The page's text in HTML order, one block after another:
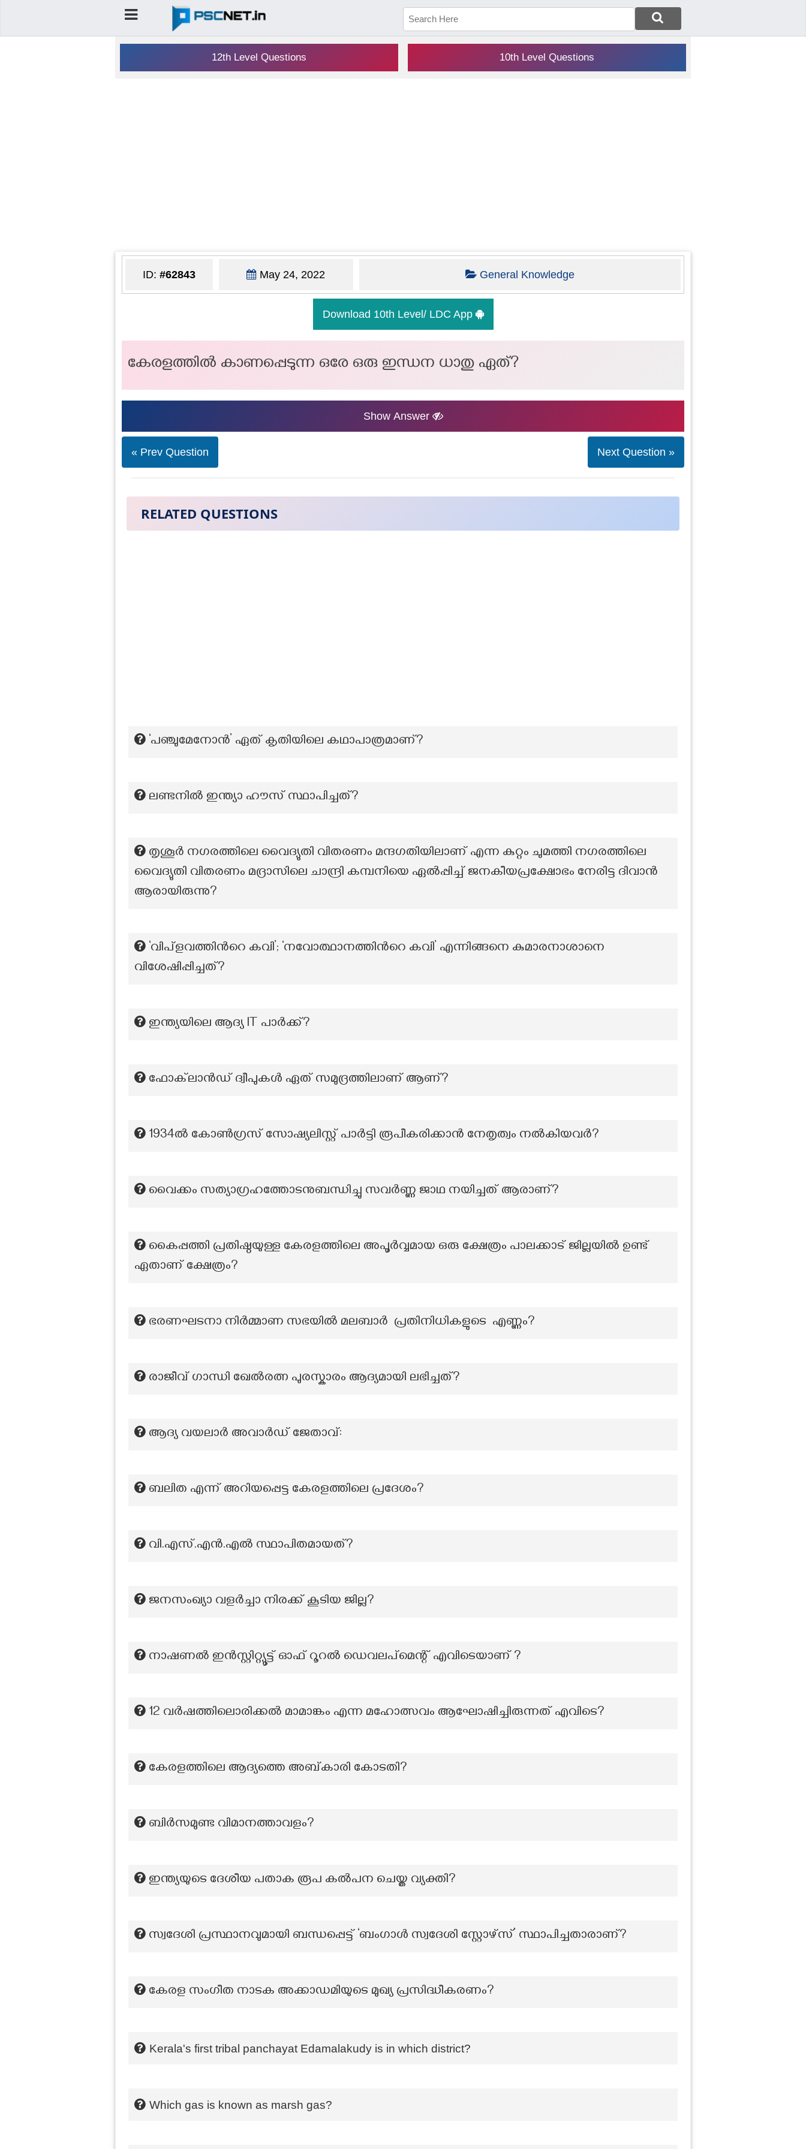
12th Level Questions 10th Level Questions
ID: #62843 May 24, 2022 General Knowledge
Download 10th Level/ LDC App
കേരളത്തിൽ കാണപ്പെടുന്ന ഒരേ ഒരു ഇന്ധന ധാതു ഏത്?
Show Answer
« Prev Question Next Question »
RELATED QUESTIONS
‘പഞ്ചുമേനോൻ’ ഏത് കൃതിയിലെ കഥാപാത്രമാണ്?
ലണ്ടനിൽ ഇന്ത്യാ ഹൗസ് സ്ഥാപിച്ചത്?
തൃശൂർ നഗരത്തിലെ വൈദ്യുതി വിതരണം മന്ദഗതിയിലാണ് എന്ന കുറ്റം ചുമത്തി നഗരത്തിലെ
വൈദ്യുതി വിതരണം മദ്രാസിലെ ചാന്ദ്രി കമ്പനിയെ ഏൽപ്പിച്ച് ജനകീയപ്രക്ഷോഭം നേരിട്ട ദിവാൻ
ആരായിരുന്നു?
‘വിപ്ളവത്തിന്‍റെ കവി’; ‘നവോത്ഥാനത്തിന്‍റെ കവി’ എന്നിങ്ങനെ കുമാരനാശാനെ
വിശേഷിപ്പിച്ചത്?
ഇന്ത്യയിലെ ആദ്യ IT പാർക്ക്?
ഫോക്‌ലാൻഡ് ദ്വീപുകൾ ഏത് സമുദ്രത്തിലാണ് ആണ്?
1934ൽ കോൺഗ്രസ് സോഷ്യലിസ്റ്റ് പാർട്ടി രൂപീകരിക്കാൻ നേതൃത്വം നൽകിയവർ?
വൈക്കം സത്യാഗ്രഹത്തോടനുബന്ധിച്ചു സവര്‍ണ്ണ ജാഥ നയിച്ചത് ആരാണ്?
കൈപ്പത്തി പ്രതിഷ്ഠയുള്ള കേരളത്തിലെ അപൂർവ്വമായ ഒരു ക്ഷേത്രം പാലക്കാട് ജില്ലയിൽ ഉണ്ട്
ഏതാണ് ക്ഷേത്രം?
ഭരണഘടനാ നിർമ്മാണ സഭയിൽ മലബാർ പ്രതിനിധികളുടെ എണ്ണം?
രാജീവ് ഗാന്ധി ഖേൽരത്ന പുരസ്കാരം ആദ്യമായി ലഭിച്ചത്?
ആദ്യ വയലാർ അവാർഡ് ജേതാവ്:
ബലിത എന്ന് അറിയപ്പെട്ട കേരളത്തിലെ പ്രദേശം?
വി.എസ്.എൻ.എൽ സ്ഥാപിതമായത്?
ജനസംഖ്യാ വളർച്ചാ നിരക്ക് കൂടിയ ജില്ല?
നാഷണൽ ഇൻസ്റ്റിറ്റ്യൂട്ട് ഓഫ് റൂറൽ ഡെവലപ്മെന്റ് എവിടെയാണ് ?
12 വർഷത്തിലൊരിക്കൽ മാമാങ്കം എന്ന മഹോത്സവം ആഘോഷിച്ചിരുന്നത് എവിടെ?
കേരളത്തിലെ ആദ്യത്തെ അബ്കാരി കോടതി?
ബിർസമുണ്ട വിമാനത്താവളം?
ഇന്ത്യയുടെ ദേശീയ പതാക രൂപ കൽപന ചെയ്ത വ്യക്തി?
സ്വദേശി പ്രസ്ഥാനവുമായി ബന്ധപ്പെട്ട് ‘ബംഗാൾ സ്വദേശി സ്റ്റോഴ്സ്’ സ്ഥാപിച്ചതാരാണ്?
കേരള സംഗീത നാടക അക്കാഡമിയുടെ മുഖ്യ പ്രസിദ്ധീകരണം?
Kerala's first tribal panchayat Edamalakudy is in which district?
Which gas is known as marsh gas?